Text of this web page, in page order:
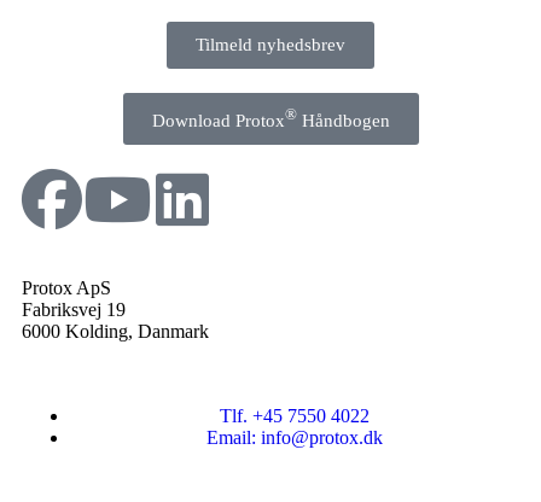
Tilmeld nyhedsbrev
Download Protox®Håndbogen
Protox ApS
Fabriksvej 19
6000 Kolding, Danmark
Tlf. +45 7550 4022
Email: info@protox.dk